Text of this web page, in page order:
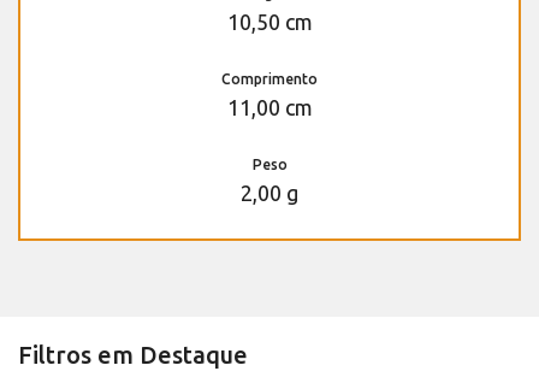
10,50 cm
Comprimento
11,00 cm
Peso
2,00 g
Filtros em Destaque